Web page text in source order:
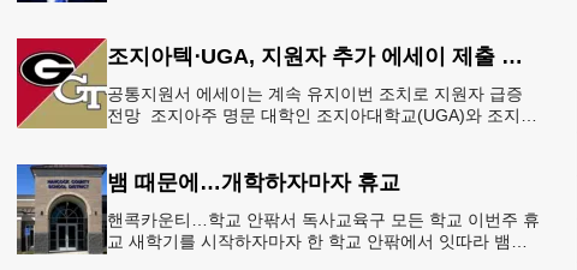
조지아텍⋅UGA, 지원자 추가 에세이 제출 폐지
공통지원서 에세이는 계속 유지이번 조치로 지원자 급증
전망 조지아주 명문 대학인 조지아대학교(UGA)와 조지아
뱀 때문에…개학하자마자 휴교
핸콕카운티…학교 안팎서 독사교육구 모든 학교 이번주 휴
교 새학기를 시작하자마자 한 학교 안팎에서 잇따라 뱀들